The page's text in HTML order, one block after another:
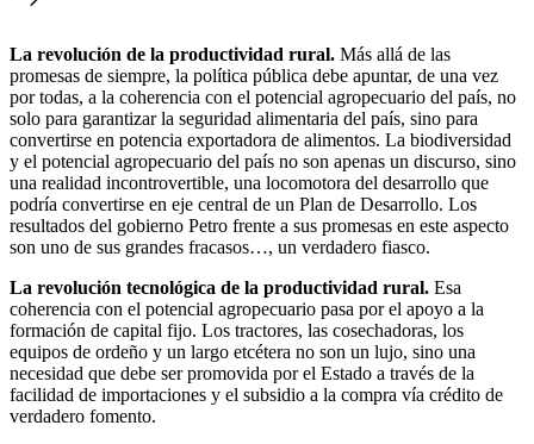
La revolución de la productividad rural. Más allá de las
promesas de siempre, la política pública debe apuntar, de una vez
por todas, a la coherencia con el potencial agropecuario del país, no
solo para garantizar la seguridad alimentaria del país, sino para
convertirse en potencia exportadora de alimentos. La biodiversidad
y el potencial agropecuario del país no son apenas un discurso, sino
una realidad incontrovertible, una locomotora del desarrollo que
podría convertirse en eje central de un Plan de Desarrollo. Los
resultados del gobierno Petro frente a sus promesas en este aspecto
son uno de sus grandes fracasos…, un verdadero fiasco.
La revolución tecnológica de la productividad rural. Esa
coherencia con el potencial agropecuario pasa por el apoyo a la
formación de capital fijo. Los tractores, las cosechadoras, los
equipos de ordeño y un largo etcétera no son un lujo, sino una
necesidad que debe ser promovida por el Estado a través de la
facilidad de importaciones y el subsidio a la compra vía crédito de
verdadero fomento.